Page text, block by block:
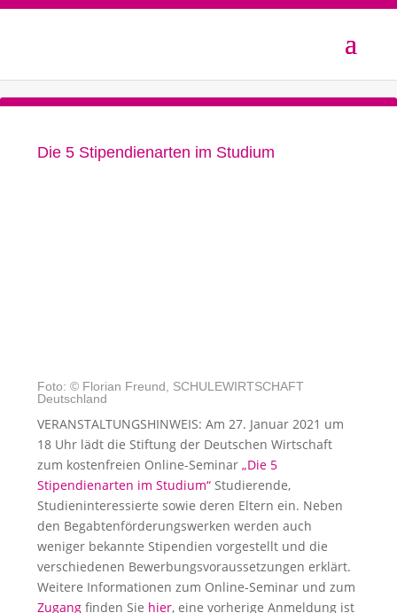
Die 5 Stipendienarten im Studium
Foto: © Florian Freund, SCHULEWIRTSCHAFT
Deutschland
VERANSTALTUNGSHINWEIS: Am 27. Januar 2021 um
18 Uhr lädt die Stiftung der Deutschen Wirtschaft
zum kostenfreien Online-Seminar „Die 5
Stipendienarten im Studium“ Studierende,
Studieninteressierte sowie deren Eltern ein. Neben
den Begabtenförderungswerken werden auch
weniger bekannte Stipendien vorgestellt und die
verschiedenen Bewerbungsvoraussetzungen erklärt.
Weitere Informationen zum Online-Seminar und zum
Zugang finden Sie hier, eine vorherige Anmeldung ist